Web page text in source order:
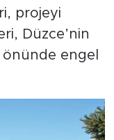
projeyi
Düzce’nin
önünde engel